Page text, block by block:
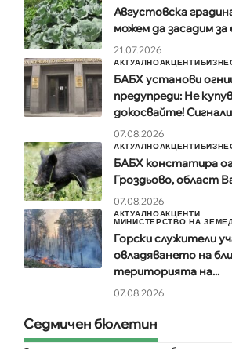
Августовска
можем да засадим
21.07.2026
АКТУАЛНОАКЦЕНТИ
БАБХ установи
предупреди: Не
докосвайте!
07.08.2026
АКТУАЛНОАКЦЕНТИ
БАБХ констатира
Гроздьово, област
07.08.2026
АКТУАЛНОАКЦЕНТИ
МИНИСТЕРСТВО НА
Горски служители
овладяването на
територията на...
07.08.2026
Седмичен бюлетин